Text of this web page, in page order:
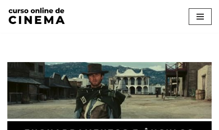
Pular
conteúdo